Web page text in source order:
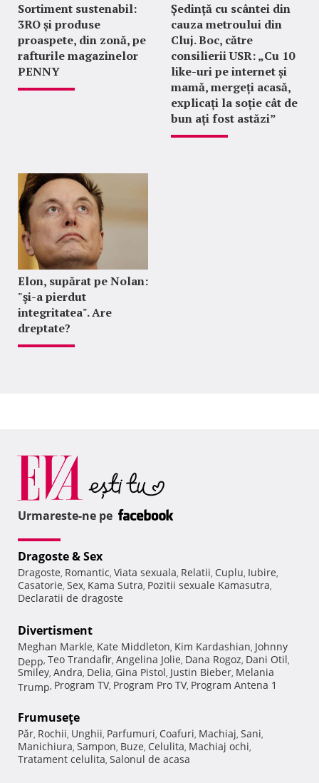
Sortiment sustenabil:
3RO și produse
proaspete, din zonă, pe
rafturile magazinelor
PENNY
Ședință cu scântei din
cauza metroului din
Cluj. Boc, către
consilierii USR: „Cu 10
like-uri pe internet și
mamă, mergeți acasă,
explicați la soție cât de
bun ați fost astăzi”
Elon, supărat pe Nolan:
"şi-a pierdut
integritatea". Are
dreptate?
Urmareste-ne pe
Dragoste & Sex
Dragoste, Romantic, Viata sexuala, Relatii, Cuplu, Iubire,
Casatorie, Sex, Kama Sutra, Pozitii sexuale Kamasutra,
Declaratii de dragoste
Divertisment
Meghan Markle, Kate Middleton, Kim Kardashian, Johnny
Depp, Teo Trandafir, Angelina Jolie, Dana Rogoz, Dani Otil,
Smiley, Andra, Delia, Gina Pistol, Justin Bieber, Melania
Trump, Program TV, Program Pro TV, Program Antena 1
Frumuseţe
Păr, Rochii, Unghii, Parfumuri, Coafuri, Machiaj, Sani,
Manichiura, Sampon, Buze, Celulita, Machiaj ochi,
Tratament celulita, Salonul de acasa